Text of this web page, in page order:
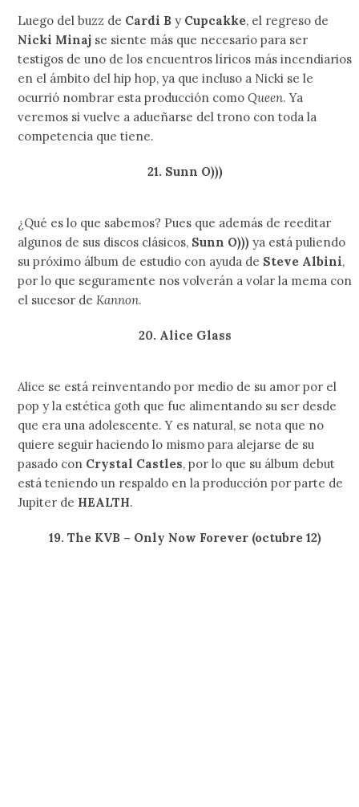
Luego del buzz de Cardi B y Cupcakke, el regreso de
Nicki Minaj se siente más que necesario para ser
testigos de uno de los encuentros líricos más incendiarios
en el ámbito del hip hop, ya que incluso a Nicki se le
ocurrió nombrar esta producción comoQueen. Ya
veremos si vuelve a adueñarse del trono con toda la
competencia que tiene.
21. Sunn O)))
¿Qué es lo que sabemos? Pues que además de reeditar
algunos de sus discos clásicos, Sunn O))) ya está puliendo
su próximo álbum de estudio con ayuda de Steve Albini,
por lo que seguramente nos volverán a volar la mema con
el sucesor de Kannon.
20. Alice Glass
Alice se está reinventando por medio de su amor por el
pop y la estética goth que fue alimentando su ser desde
que era una adolescente. Y es natural, se nota que no
quiere seguir haciendo lo mismo para alejarse de su
pasado con Crystal Castles, por lo que su álbum debut
está teniendo un respaldo en la producción por parte de
Jupiter de HEALTH.
19. The KVB – Only Now Forever (octubre 12)